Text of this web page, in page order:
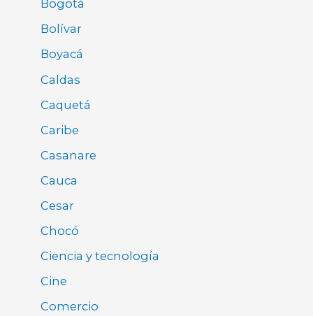
Bogotá
Bolívar
Boyacá
Caldas
Caquetá
Caribe
Casanare
Cauca
Cesar
Chocó
Ciencia y tecnología
Cine
Comercio